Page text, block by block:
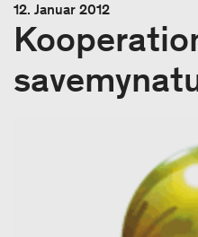
12. Januar 2012